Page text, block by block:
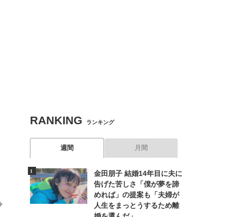
【漫画】『私の青空』はじめから読む
【漫画】『私の青空』ひとつ前の話に戻る
RANKING ランキング
週間 月間
金田朋子 結婚14年目に夫に
告げた苦しさ「僕が夢を諦
めれば」の提案も「夫婦が
人生をまっとうするため離